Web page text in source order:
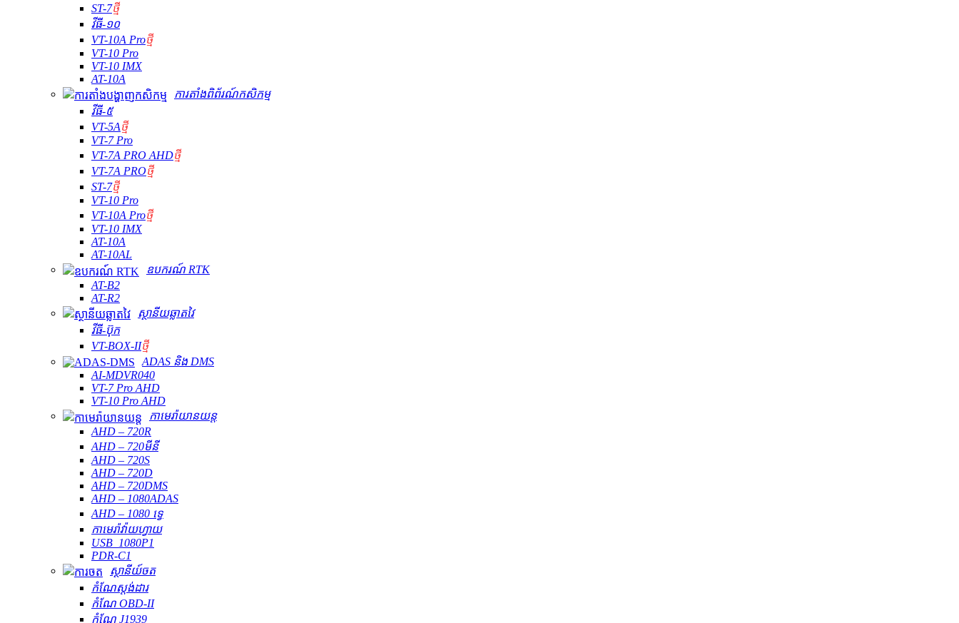
ST-7ថ្មី
វីធី-១០
VT-10A Proថ្មី
VT-10 Pro
VT-10 IMX
AT-10A
ការតាំងពិព័រណ៍កសិកម្ម
វីធី-៥
VT-5Aថ្មី
VT-7 Pro
VT-7A PRO AHDថ្មី
VT-7A PROថ្មី
ST-7ថ្មី
VT-10 Pro
VT-10A Proថ្មី
VT-10 IMX
AT-10A
AT-10AL
ឧបករណ៍ RTK
AT-B2
AT-R2
ស្ថានីយឆ្លាតវៃ
វីធី-ប៊ុក
VT-BOX-IIថ្មី
ADAS និង DMS
AI-MDVR040
VT-7 Pro AHD
VT-10 Pro AHD
កាមេរ៉ាយានយន្ត
AHD – 720R
AHD – 720មីនី
AHD – 720S
AHD – 720D
AHD – 720DMS
AHD – 1080ADAS
AHD – 1080 ទ្វេ
កាមេរ៉ាវ៉ាយហ្វាយ
USB_1080P1
PDR-C1
ស្ថានីយ៍ចត
កំណែស្តង់ដារ
កំណែ OBD-II
កំណែ J1939